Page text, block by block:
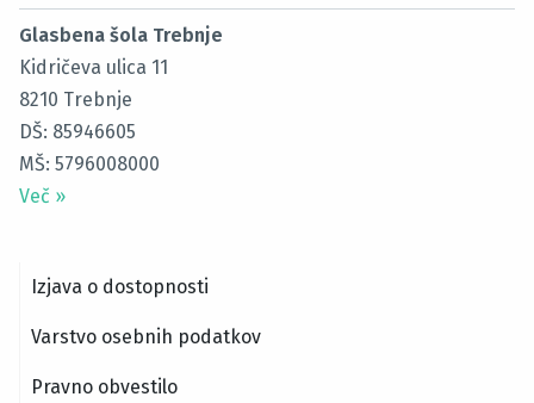
Glasbena šola Trebnje
Kidričeva ulica 11
8210 Trebnje
DŠ: 85946605
MŠ: 5796008000
Več »
Izjava o dostopnosti
Varstvo osebnih podatkov
Pravno obvestilo